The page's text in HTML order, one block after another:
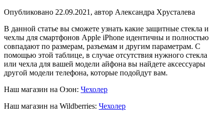
Опубликовано 22.09.2021, автор Александра Хрусталева
В данной статье вы сможете узнать какие защитные стекла и
чехлы для смартфонов Apple iPhone идентичны и полностью
совпадают по размерам, разъемам и другим параметрам. С
помощью этой таблице, в случае отсутствия нужного стекла
или чехла для вашей модели айфона вы найдете аксессуары
другой модели телефона, которые подойдут вам.
Наш магазин на Озон: Чехолер
Наш магазин на Wildberries: Чехолер